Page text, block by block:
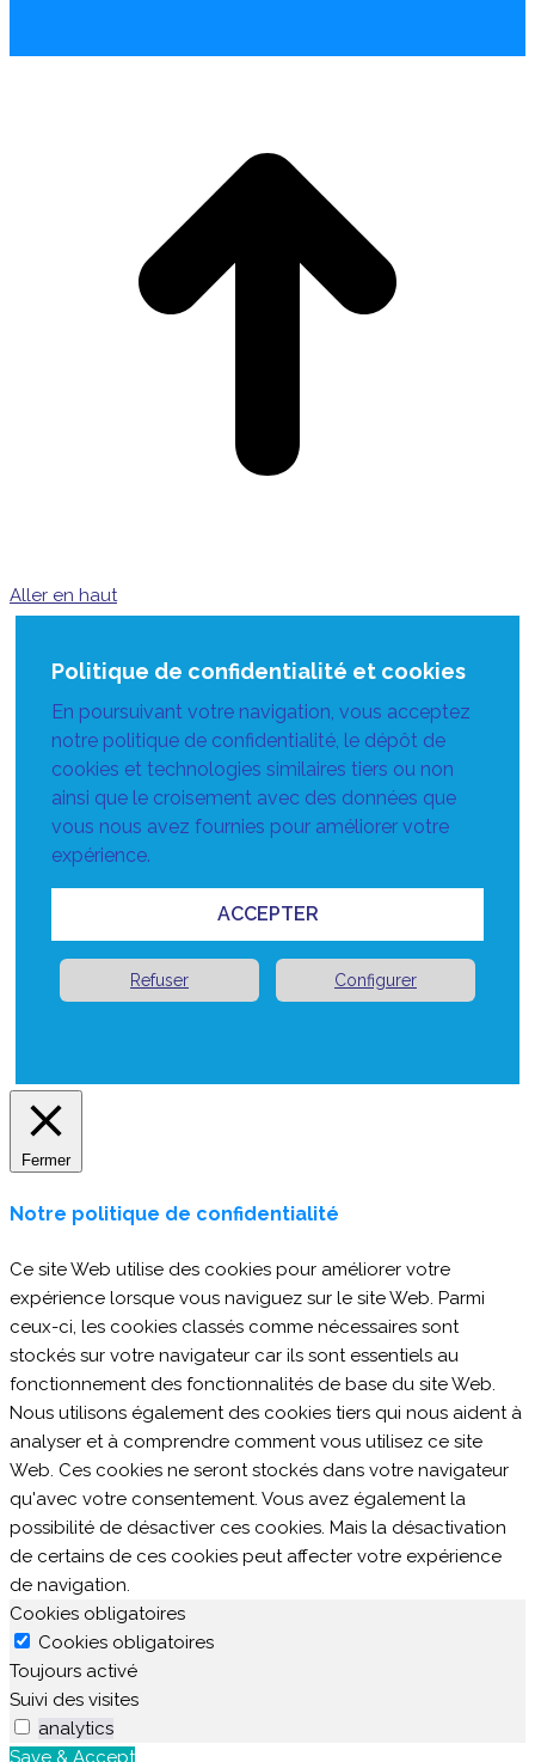
Aller en haut
Politique de confidentialité et cookies
En poursuivant votre navigation, vous acceptez
notre politique de confidentialité, le dépôt de
cookies et technologies similaires tiers ou non
ainsi que le croisement avec des données que
vous nous avez fournies pour améliorer votre
expérience.
ACCEPTER
Refuser Configurer
Fermer
Notre politique de confidentialité
Ce site Web utilise des cookies pour améliorer votre
expérience lorsque vous naviguez sur le site Web. Parmi
ceux-ci, les cookies classés comme nécessaires sont
stockés sur votre navigateur car ils sont essentiels au
fonctionnement des fonctionnalités de base du site Web.
Nous utilisons également des cookies tiers qui nous aident à
analyser et à comprendre comment vous utilisez ce site
Web. Ces cookies ne seront stockés dans votre navigateur
qu'avec votre consentement. Vous avez également la
possibilité de désactiver ces cookies. Mais la désactivation
de certains de ces cookies peut affecter votre expérience
de navigation.
Cookies obligatoires
Cookies obligatoires
Toujours activé
Suivi des visites
analytics
Save & Accept